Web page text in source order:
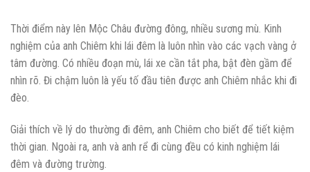
Thời điểm này lên Mộc Châu đường đông, nhiều sương mù. Kinh
nghiệm của anh Chiêm khi lái đêm là luôn nhìn vào các vạch vàng ở
tâm đường. Có nhiều đoạn mù, lái xe cần tắt pha, bật đèn gầm để
nhìn rõ. Đi chậm luôn là yếu tố đầu tiên được anh Chiêm nhắc khi đi
đèo.
Giải thích về lý do thường đi đêm, anh Chiêm cho biết để tiết kiệm
thời gian. Ngoài ra, anh và anh rể đi cùng đều có kinh nghiệm lái
đêm và đường trường.